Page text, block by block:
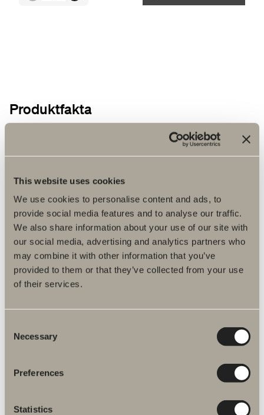
This website uses cookies
We use cookies to personalise content and ads, to
provide social media features and to analyse our traffic.
We also share information about your use of our site with
our social media, advertising and analytics partners who
may combine it with other information that you’ve
provided to them or that they’ve collected from your use
of their services.
Selection
Necessary
Preferences
Statistics
Produktfakta
Artikelnummer
Specifikation
Flere produkter inden for Reservedele